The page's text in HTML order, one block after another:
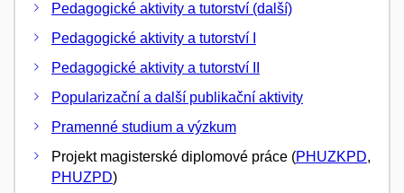
Pedagogické aktivity a tutorství (další)
Pedagogické aktivity a tutorství I
Pedagogické aktivity a tutorství II
Popularizační a další publikační aktivity
Pramenné studium a výzkum
Projekt magisterské diplomové práce (PHUZKPD,
PHUZPD)